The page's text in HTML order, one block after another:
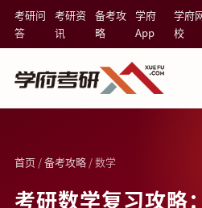
考研问
答
考研资
讯
备考攻
略
学府
App
学府
校
首页/备考攻略/ 数学
考研数学复习攻略